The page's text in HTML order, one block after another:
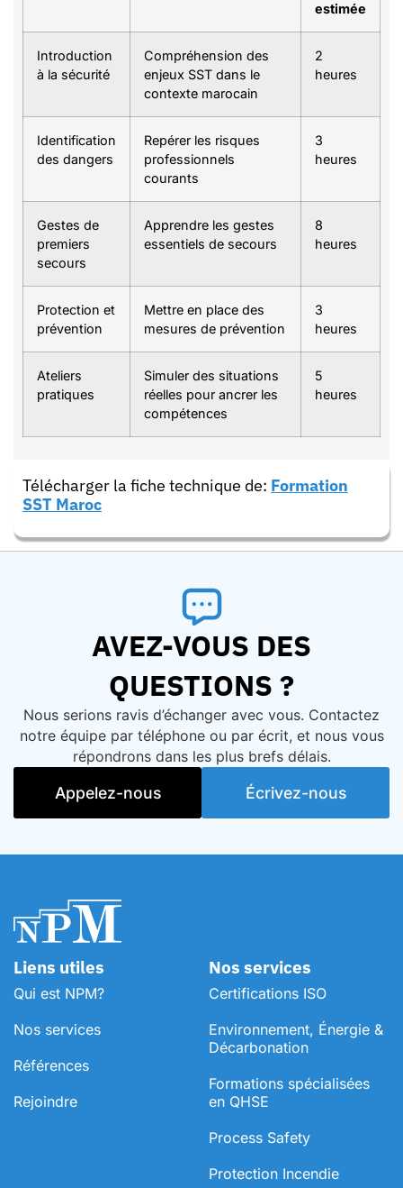
estimée
Introduction
à la sécurité
Compréhension des
enjeux SST dans le
contexte marocain
2
heures
Identification
des dangers
Repérer les risques
professionnels
courants
3
heures
Gestes de
premiers
secours
Apprendre les gestes
essentiels de secours
8
heures
Protection et
prévention
Mettre en place des
mesures de prévention
3
heures
Ateliers
pratiques
Simuler des situations
réelles pour ancrer les
compétences
5
heures
Télécharger la fiche technique de: Formation
SST Maroc
AVEZ-VOUS DES
QUESTIONS ?
Nous serions ravis d’échanger avec vous. Contactez
notre équipe par téléphone ou par écrit, et nous vous
répondrons dans les plus brefs délais.
Appelez-nous Écrivez-nous
Liens utiles
Qui est NPM?
Nos services
Références
Rejoindre
Nos services
Certifications ISO
Environnement, Énergie &
Décarbonation
⁠Formations spécialisées
en QHSE
Process Safety
Protection Incendie